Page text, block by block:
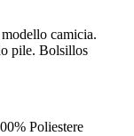
camicia.
pile. Bolsillos
Poliestere